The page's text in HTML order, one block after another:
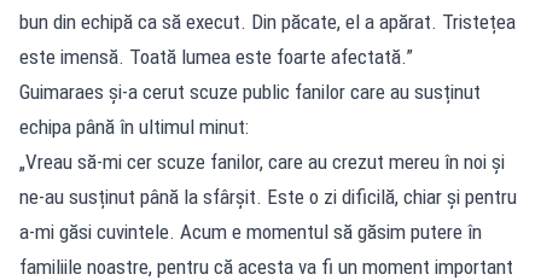
bun din echipă ca să execut. Din păcate, el a apărat. Tristețea
este imensă. Toată lumea este foarte afectată.”
Guimaraes și-a cerut scuze public fanilor care au susținut
echipa până în ultimul minut:
„Vreau să-mi cer scuze fanilor, care au crezut mereu în noi și
ne-au susținut până la sfârșit. Este o zi dificilă, chiar și pentru
a-mi găsi cuvintele. Acum e momentul să găsim putere în
familiile noastre, pentru că acesta va fi un moment important